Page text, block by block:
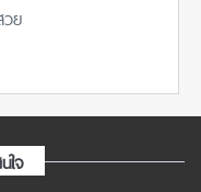
ย
จ